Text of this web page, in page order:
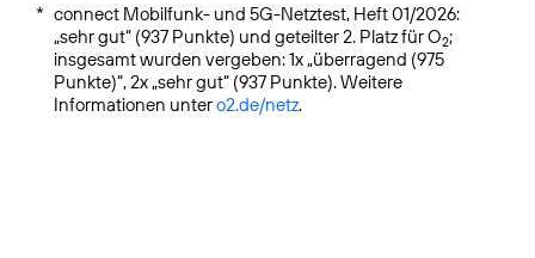
* connect Mobilfunk- und 5G-Netztest, Heft 01/2026:
„sehr gut“ (937 Punkte) und geteilter 2. Platz für O2;
insgesamt wurden vergeben: 1x „überragend (975
Punkte)“, 2x „sehr gut“ (937 Punkte). Weitere
Informationen untero2.de/netz.